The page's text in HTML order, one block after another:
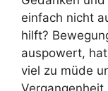
einfach nicht
hilft?
auspowert,
viel zu müde